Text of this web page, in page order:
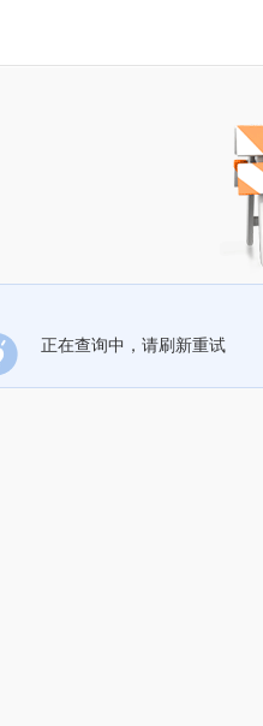
正在查询中，请刷新重试